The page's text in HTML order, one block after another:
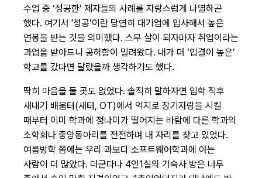
수업 중 ‘성공한’ 제자들의 사례를 자랑스럽게 나열하곤
했다. 여기서 '성공’이란 당연히 대기업에 입사해서 높은
연봉을 받는 것을 의미했다. 스무 살이 되자마자 취업이라는
과업을 받아드니 공허함이 밀려왔다. 내가 더 ‘입결이 높은’
학교를 갔다면 달랐을까 생각하기도 했다.
딱히 마음을 둘 곳도 없었다. 솔직히 말하자면 입학 직후
새내기 배움터(새터, OT)에서 억지로 장기자랑을 시킬
때부터 이미 학과에 정나미가 떨어지는 바람에 다른 학과의
소학회나 중앙동아리를 전전하며 내 자리를 찾고 있었다.
여름방학 쯤에는 우리 과보다 소프트웨어학과에 아는
사람이 더 많았다. 더군다나 4인1실의 기숙사 방은 너무